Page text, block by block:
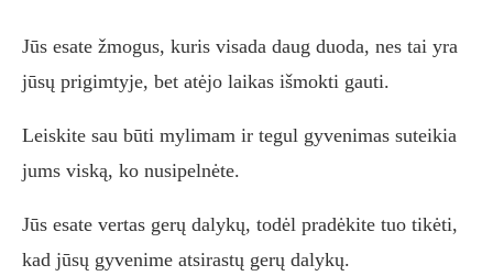
Jūs esate žmogus, kuris visada daug duoda, nes tai yra
jūsų prigimtyje, bet atėjo laikas išmokti gauti.
Leiskite sau būti mylimam ir tegul gyvenimas suteikia
jums viską, ko nusipelnėte.
Jūs esate vertas gerų dalykų, todėl pradėkite tuo tikėti,
kad jūsų gyvenime atsirastų gerų dalykų.